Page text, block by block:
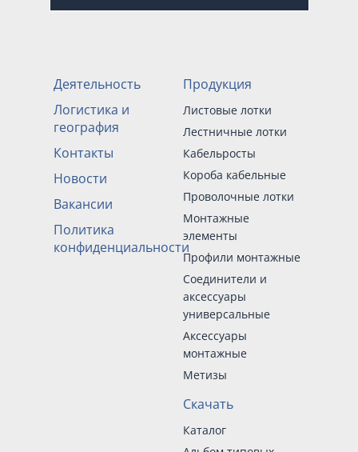
Деятельность
Логистика и
география
Контакты
Новости
Вакансии
Политика
конфиденциальности
Продукция
Листовые лотки
Лестничные лотки
Кабельросты
Короба кабельные
Проволочные лотки
Монтажные
элементы
Профили монтажные
Соединители и
аксессуары
универсальные
Аксессуары
монтажные
Метизы
Скачать
Каталог